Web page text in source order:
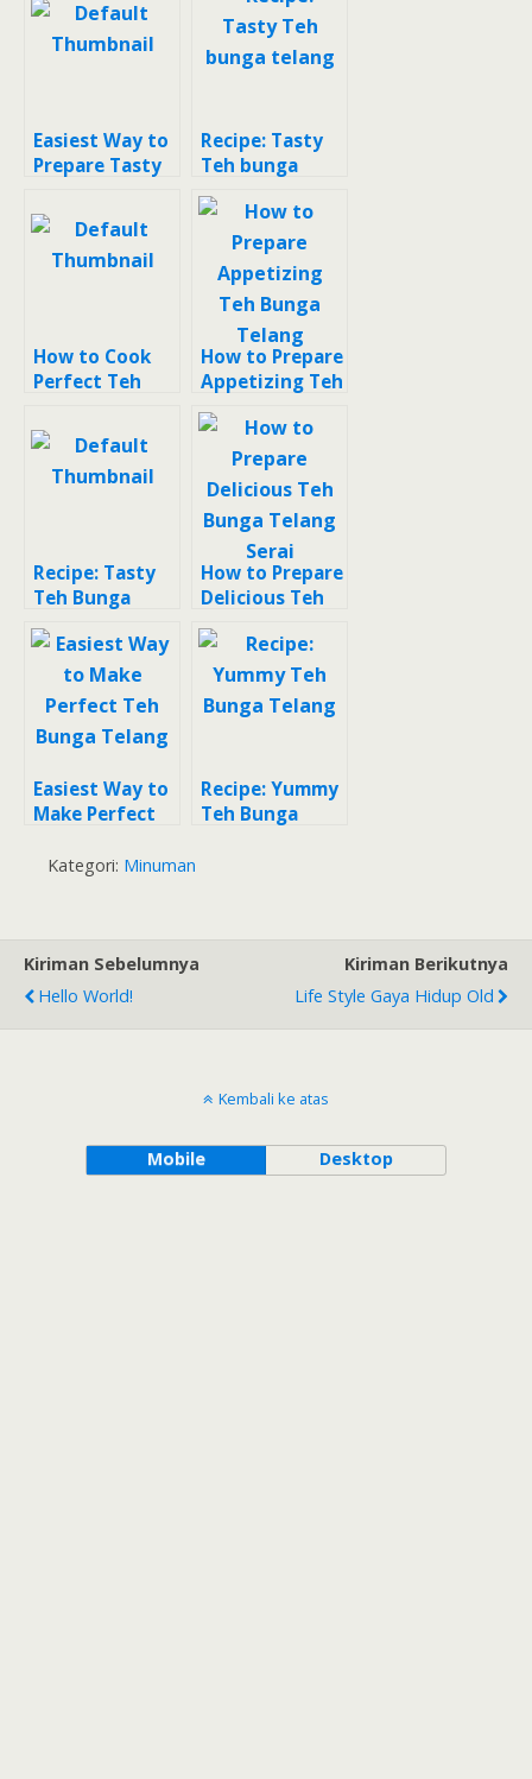
Easiest Way to
Prepare Tasty
Telang ft
Lemon Sereh
Recipe: Tasty
Teh bunga
telang
How to Cook
Perfect Teh
Jeruk Nipis
How to Prepare
Appetizing Teh
Bunga Telang
Recipe: Tasty
Teh Bunga
Telang &
Rosella
How to Prepare
Delicious Teh
Bunga Telang
Serai
Easiest Way to
Make Perfect
Telang
Recipe: Yummy
Teh Bunga
Kategori: Minuman
Kiriman Sebelumnya
Hello World!
Kiriman Berikutnya
Life Style Gaya Hidup Old
Kembali ke atas
Mobile Desktop